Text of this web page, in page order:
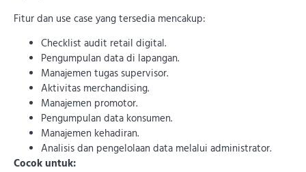
Fitur dan use case yang tersedia mencakup:
Checklist audit retail digital.
Pengumpulan data di lapangan.
Manajemen tugas supervisor.
Aktivitas merchandising.
Manajemen promotor.
Pengumpulan data konsumen.
Manajemen kehadiran.
Analisis dan pengelolaan data melalui administrator.
Cocok untuk: